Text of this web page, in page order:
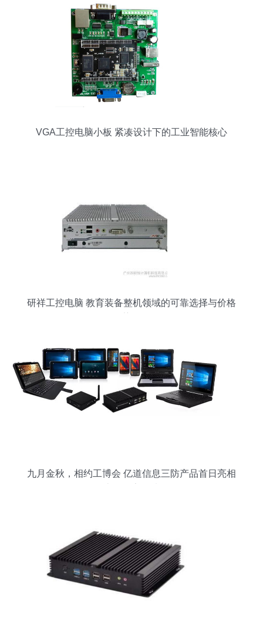
VGA工控电脑小板 紧凑设计下的工业智能核心
研祥工控电脑 教育装备整机领域的可靠选择与价格
九月金秋，相约工博会 亿道信息三防产品首日亮相